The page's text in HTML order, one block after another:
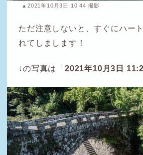
▲2021年10月3日 10:44 撮影
ただ注意しないと、すぐにハー
れてしまします！
↓の写真は「2021年10月3日